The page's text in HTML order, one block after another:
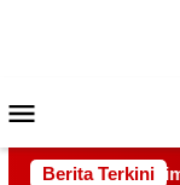
Mobile
Berita Terkini